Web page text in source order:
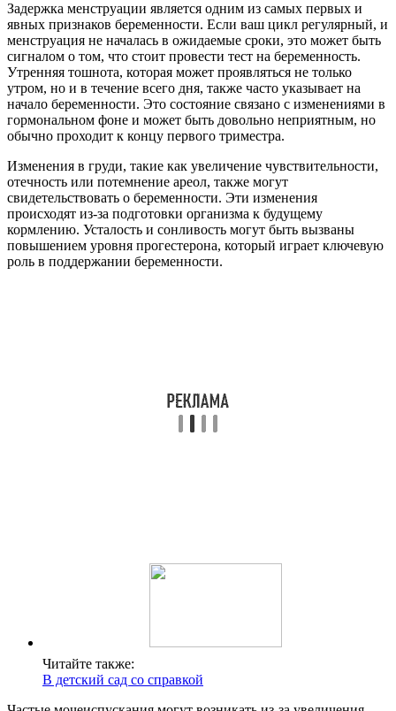
Задержка менструации является одним из самых первых и
явных признаков беременности. Если ваш цикл регулярный, и
менструация не началась в ожидаемые сроки, это может быть
сигналом о том, что стоит провести тест на беременность.
Утренняя тошнота, которая может проявляться не только
утром, но и в течение всего дня, также часто указывает на
начало беременности. Это состояние связано с изменениями в
гормональном фоне и может быть довольно неприятным, но
обычно проходит к концу первого триместра.
Изменения в груди, такие как увеличение чувствительности,
отечность или потемнение ареол, также могут
свидетельствовать о беременности. Эти изменения
происходят из-за подготовки организма к будущему
кормлению. Усталость и сонливость могут быть вызваны
повышением уровня прогестерона, который играет ключевую
роль в поддержании беременности.
Читайте также:
В детский сад со справкой